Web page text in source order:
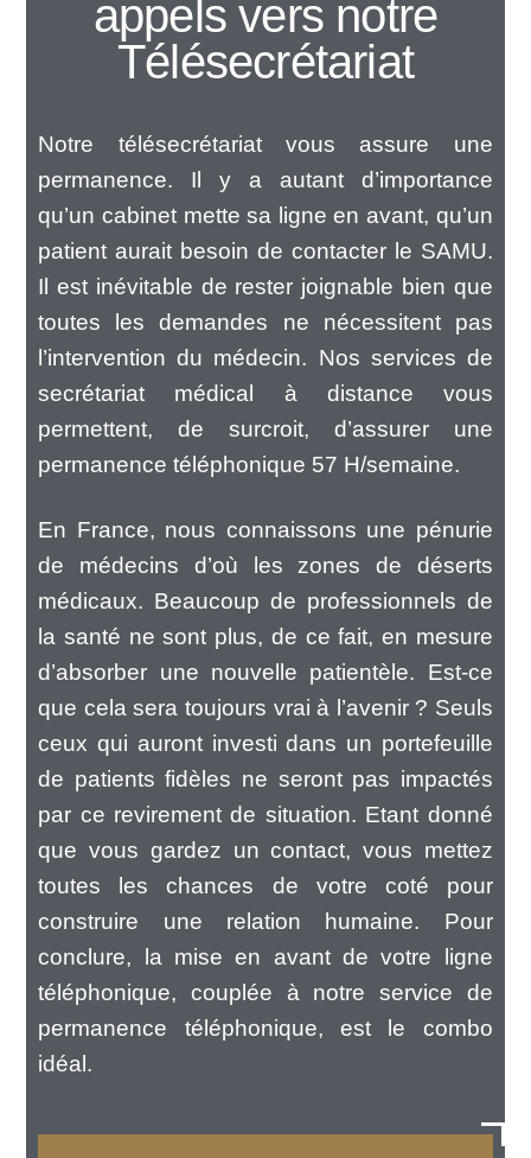
appels vers notre
Télésecrétariat
Notre télésecrétariat vous assure une
permanence. Il y a autant d’importance
qu’un cabinet mette sa ligne en avant, qu’un
patient aurait besoin de contacter le SAMU.
Il est inévitable de rester joignable bien que
toutes les demandes ne nécessitent pas
l’intervention du médecin. Nos services de
secrétariat médical à distance vous
permettent, de surcroit, d’assurer une
permanence téléphonique 57 H/semaine.
En France, nous connaissons une pénurie
de médecins d’où les zones de déserts
médicaux. Beaucoup de professionnels de
la santé ne sont plus, de ce fait, en mesure
d’absorber une nouvelle patientèle. Est-ce
que cela sera toujours vrai à l’avenir ? Seuls
ceux qui auront investi dans un portefeuille
de patients fidèles ne seront pas impactés
par ce revirement de situation. Etant donné
que vous gardez un contact, vous mettez
toutes les chances de votre coté pour
construire une relation humaine. Pour
conclure, la mise en avant de votre ligne
téléphonique, couplée à notre service de
permanence téléphonique, est le combo
idéal.